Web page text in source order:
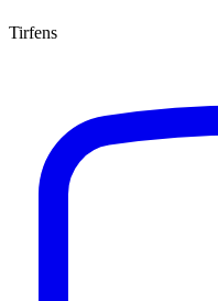
Tirfens